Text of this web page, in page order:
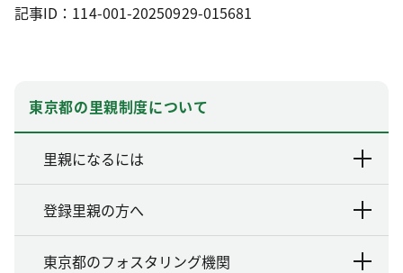
記事ID：114-001-20250929-015681
東京都の里親制度について
里親になるには
登録里親の方へ
東京都のフォスタリング機関